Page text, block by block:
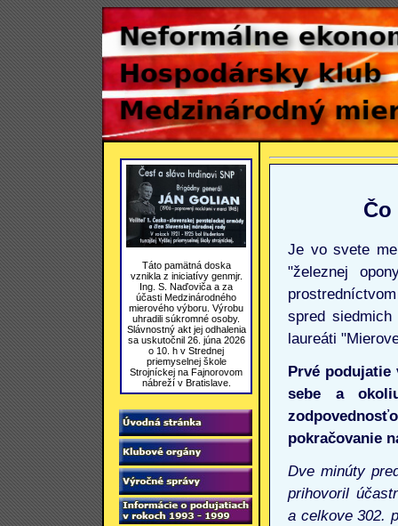
Táto pamätná doska
vznikla z iniciatívy genmjr.
Ing. S. Naďoviča a za
účasti Medzinárodného
mierového výboru. Výrobu
uhradili súkromné osoby.
Slávnostný akt jej odhalenia
sa uskutočnil 26. júna 2026
o 10. h v Strednej
priemyselnej škole
Strojníckej na Fajnorovom
nábreží v Bratislave.
Čo
Je vo svete
"železnej
spred
laureáti
Prvé
sebe a
pokračovanie
Dve minúty
prihovoril
a celkove 302.